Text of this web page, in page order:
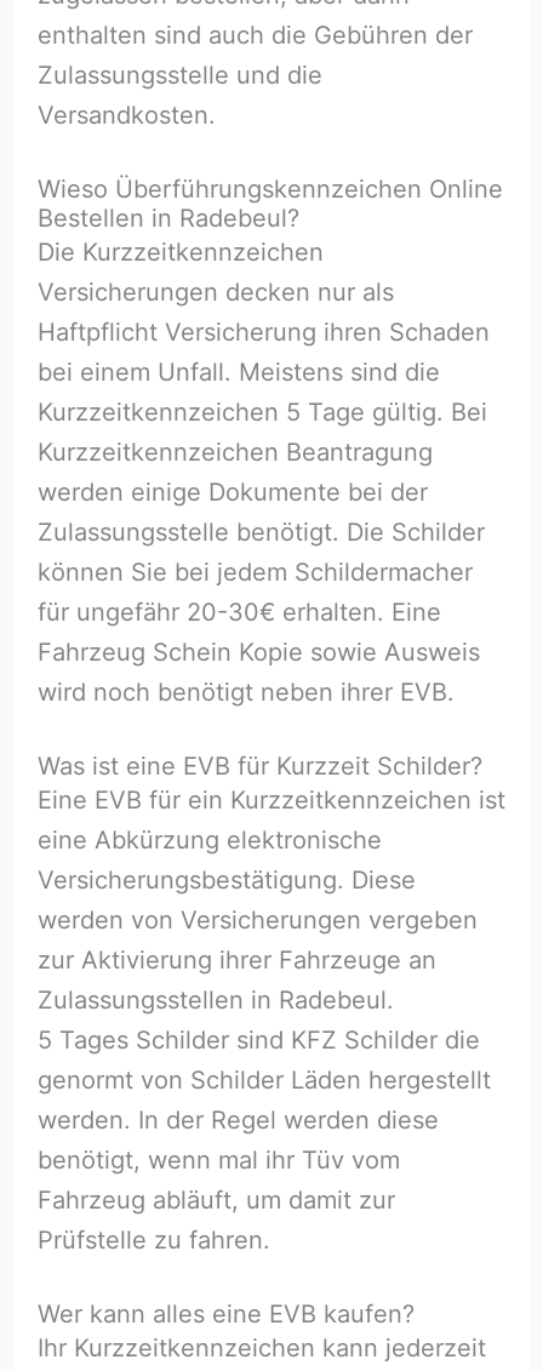
enthalten sind auch die Gebühren der
Zulassungsstelle und die
Versandkosten.
Wieso Überführungskennzeichen Online
Bestellen in Radebeul?
Die Kurzzeitkennzeichen
Versicherungen decken nur als
Haftpflicht Versicherung ihren Schaden
bei einem Unfall. Meistens sind die
Kurzzeitkennzeichen 5 Tage gültig. Bei
Kurzzeitkennzeichen Beantragung
werden einige Dokumente bei der
Zulassungsstelle benötigt. Die Schilder
können Sie bei jedem Schildermacher
für ungefähr 20-30€ erhalten. Eine
Fahrzeug Schein Kopie sowie Ausweis
wird noch benötigt neben ihrer EVB.
Was ist eine EVB für Kurzzeit Schilder?
Eine EVB für ein Kurzzeitkennzeichen ist
eine Abkürzung elektronische
Versicherungsbestätigung. Diese
werden von Versicherungen vergeben
zur Aktivierung ihrer Fahrzeuge an
Zulassungsstellen in Radebeul.
5 Tages Schilder sind KFZ Schilder die
genormt von Schilder Läden hergestellt
werden. In der Regel werden diese
benötigt, wenn mal ihr Tüv vom
Fahrzeug abläuft, um damit zur
Prüfstelle zu fahren.
Wer kann alles eine EVB kaufen?
Ihr Kurzzeitkennzeichen kann jederzeit